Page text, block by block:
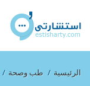
الرئيسية / طب وصحة /